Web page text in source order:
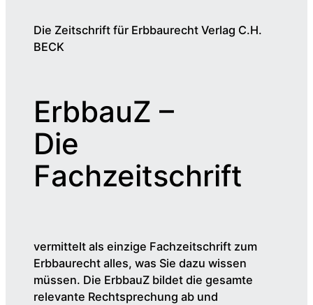
Die Zeitschrift für Erbbaurecht Verlag C.H.
BECK
ErbbauZ –
Die
Fachzeitschrift
vermittelt als einzige Fachzeitschrift zum
Erbbaurecht alles, was Sie dazu wissen
müssen. Die ErbbauZ bildet die gesamte
relevante Rechtsprechung ab und